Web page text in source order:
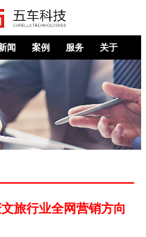
闻 案例 服务 关于
旅行业全网营销方向